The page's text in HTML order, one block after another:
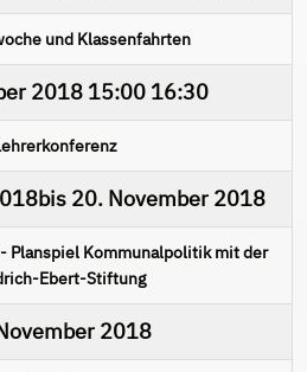
und Klassenfahrten
201815:00 16:30
bis 20. November 2018
Planspiel Kommunalpolitik mit der
Ebert-Stiftung
2018